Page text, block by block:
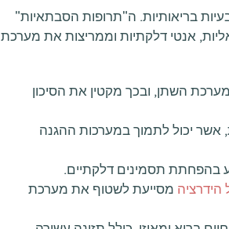
בריאותיות. ה"תרופות הסבתאיות"
אנטי דלקתיות וממריצות את מערכת
השתן, ובכך מקטין את הסיכון
אשר יכול לתמוך במערכות ההגנה
בהפחתת תסמינים דלקתיים.
מסייעת לשטוף את מערכת